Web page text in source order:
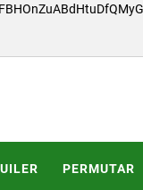
PERMUTAR